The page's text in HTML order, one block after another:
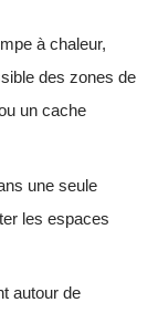
à chaleur,
des zones de
un cache
une seule
les espaces
autour de